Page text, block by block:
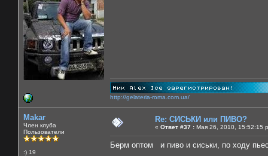
http://gelateria-roma.com.ua/
Makar
Член клуба
Пользователи
:) 19
Re: СИСЬКИ или ПИВО?
« Ответ #37 : Мая 26, 2010, 15:52:15
Берм оптом и пиво и сиськи, по ходу